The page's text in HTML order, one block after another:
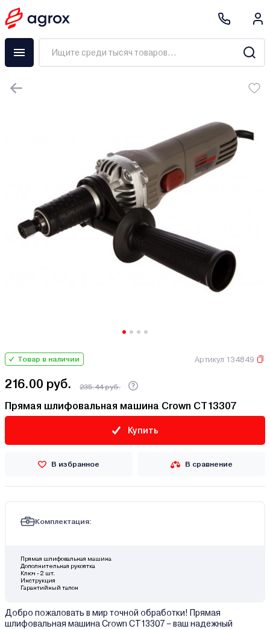
Товар в наличии Артикул 134849
216.00 руб. 235.44 руб.
Прямая шлифовальная машина Crown CT13307
Купить
В избранное В сравнение
Комплектация:
Прямая шлифовальная машина
Дополнительная рукоятка
Ключ - 2 шт.
Инструкция
Гарантийный талон
Добро пожаловать в мир точной обработки! Прямая
шлифовальная машина Crown CT13307 – ваш надежный